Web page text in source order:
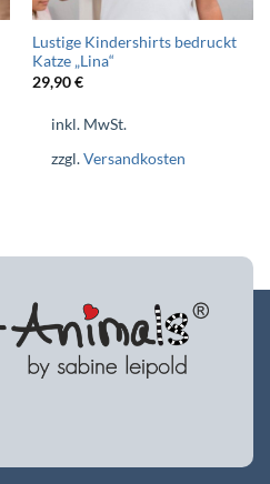
Lustige Kindershirts bedruckt
Katze „Lina“
29,90€
inkl. MwSt.
zzgl.Versandkosten